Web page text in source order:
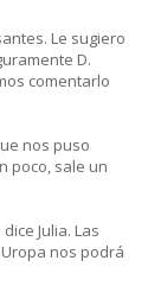
Le sugiero
D.
comentarlo
nos puso
poco, sale un
Julia. Las
nos podrá